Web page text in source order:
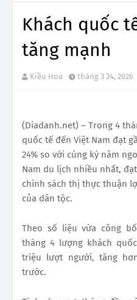
Khách quốc
tăng mạnh
Kiều Hoa tháng 3 24, 2026
(Diadanh.net) – Trong 4
quốc tế đến Việt Nam đạt
24% so với cùng kỳ năm
Nam du lịch nhiều nhất,
chính sách thị thực thuận
của dân tộc.
Theo số liệu vừa công
tháng 4 lượng khách
triệu lượt người, tăng
trước.